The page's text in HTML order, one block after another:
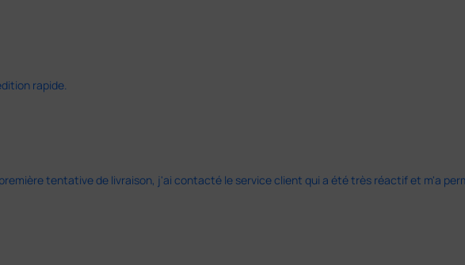
rapide.
tentative de livraison, j'ai contacté le service client qui a été très réactif et m'a